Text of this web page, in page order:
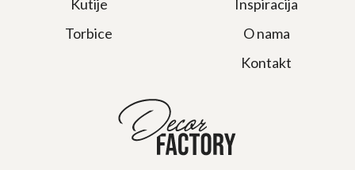
Kutije
Torbice
Inspiracija
O nama
Kontakt